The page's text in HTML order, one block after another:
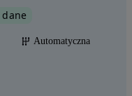
Automatyczna